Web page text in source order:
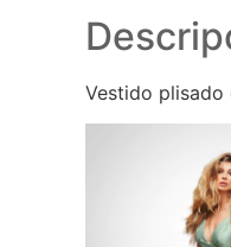
Vestido plisado